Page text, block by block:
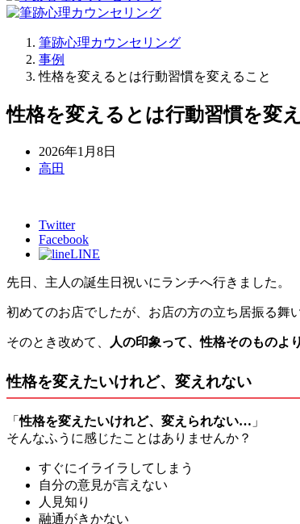
筆跡心理カウンセリング
事例
性格を変えるとは行動習慣を変えること
性格を変えるとは行動習慣を変
2026年1月8日
高田
Twitter
Facebook
LINE
先日、主人の誕生日祝いにランチへ行きました。
初めてのお店でしたが、お店の方の立ち居振る舞
そのとき改めて、 人の印象って、性格そのものよ
性格を変えたいけれど、変えれない
「性格を変えたいけれど、変えられない… 」
そんなふうに感じたことはありませんか？
すぐにイライラしてしまう
自分の意見が言えない
人見知り
融通がきかない